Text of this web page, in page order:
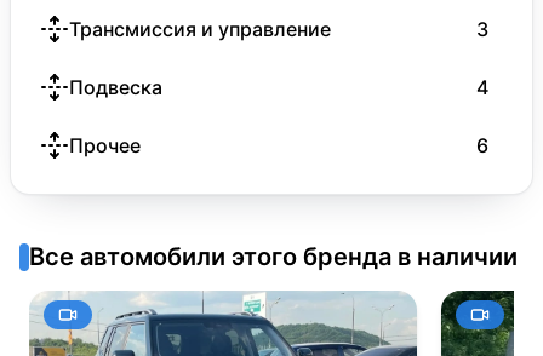
Трансмиссия и управление 3
Подвеска 4
Прочее 6
Все автомобили этого бренда в наличии